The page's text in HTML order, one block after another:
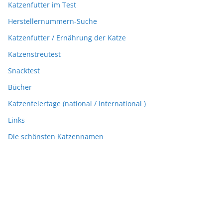
Katzenfutter im Test
Herstellernummern-Suche
Katzenfutter / Ernährung der Katze
Katzenstreutest
Snacktest
Bücher
Katzenfeiertage (national / international )
Links
Die schönsten Katzennamen